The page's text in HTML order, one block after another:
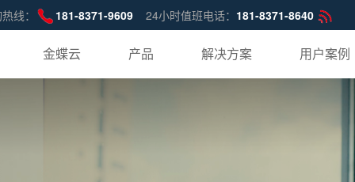
线： 181-8371-9609 24小时值班电话： 181-8371-8640
金蝶云 产品 解决方案 用户案例